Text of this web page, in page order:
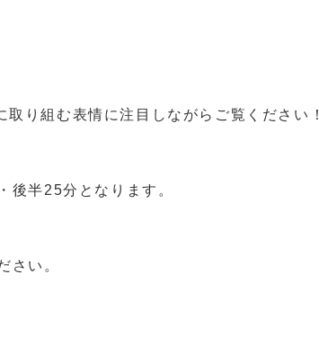
り組む表情に注目しながらご覧ください！
後半25分となります。
さい。